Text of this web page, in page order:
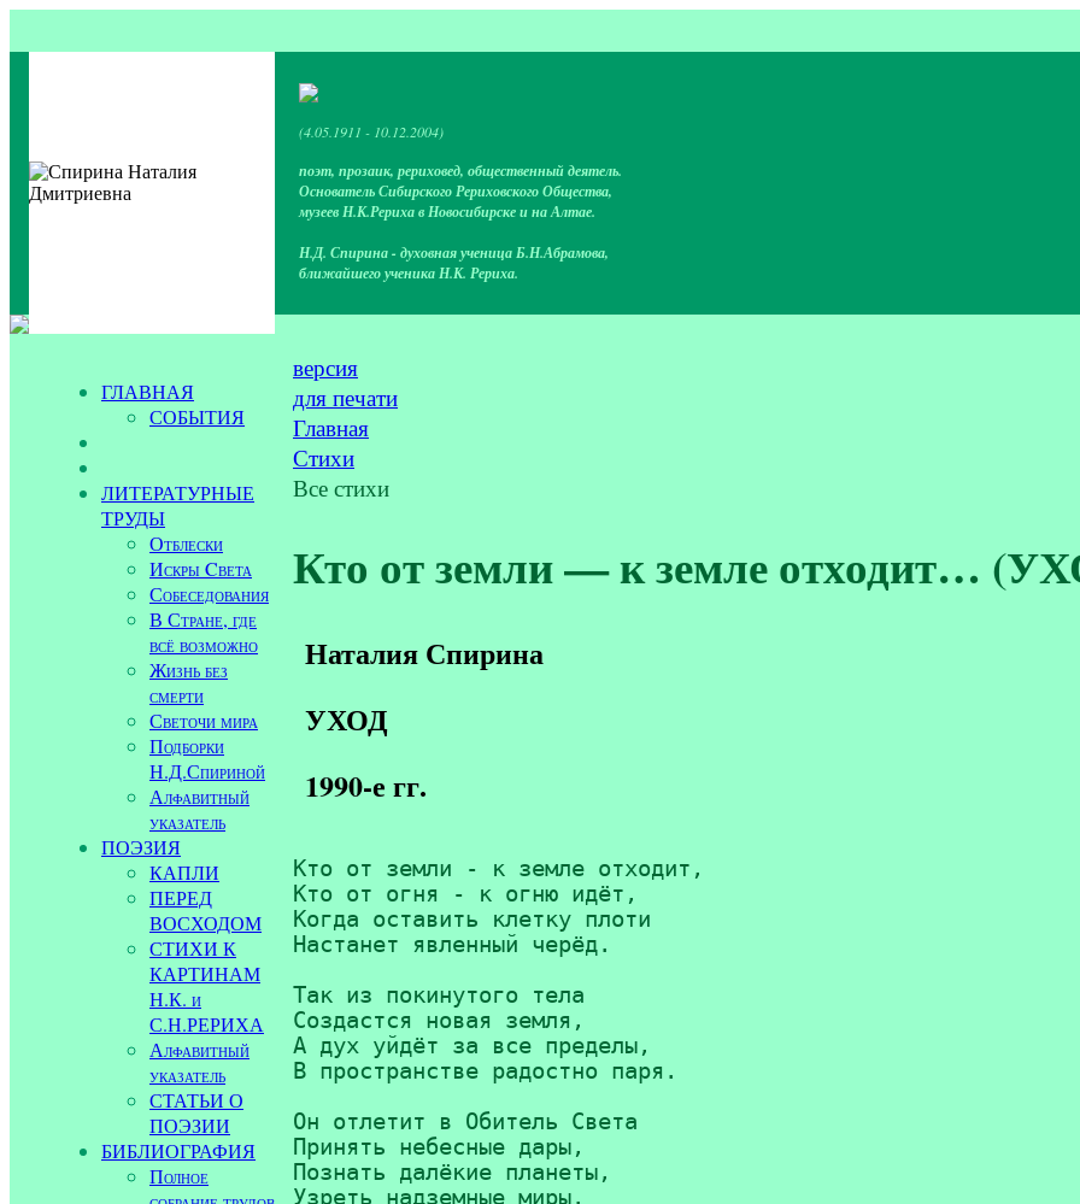
(4.05.1911 - 10.12.2004)
поэт, прозаик, рериховед, общественный деятель.
Основатель Сибирского Рериховского Общества,
музеев Н.К.Рериха в Новосибирске и на Алтае.
Н.Д. Спирина - духовная ученица Б.Н.Абрамова,
ближайшего ученика Н.К. Рериха.
ГЛАВНАЯ
СОБЫТИЯ
ЛИТЕРАТУРНЫЕ
ТРУДЫ
Отблески
Искры Cвета
Собеседования
В Стране, где
всё возможно
Жизнь без
смерти
Светочи мира
Подборки
Н.Д.Спириной
Алфавитный
указатель
ПОЭЗИЯ
КАПЛИ
ПЕРЕД
ВОСХОДОМ
СТИХИ К
КАРТИНАМ
Н.К. и
С.Н.РЕРИХА
Алфавитный
указатель
СТАТЬИ О
ПОЭЗИИ
БИБЛИОГРАФИЯ
Полное
версия
для печати
Главная
Стихи
Все стихи
Кто от земли — к земле отходит…
Наталия Спирина
УХОД
1990-е гг.
Кто от земли - к земле отходит,
Кто от огня - к огню идёт,
Когда оставить клетку плоти
Настанет явленный черёд.
Так из покинутого тела
Создастся новая земля,
А дух уйдёт за все пределы,
В пространстве радостно паря.
Он отлетит в Обитель Света
Принять небесные дары,
Познать далёкие планеты,
Узреть надземные миры.